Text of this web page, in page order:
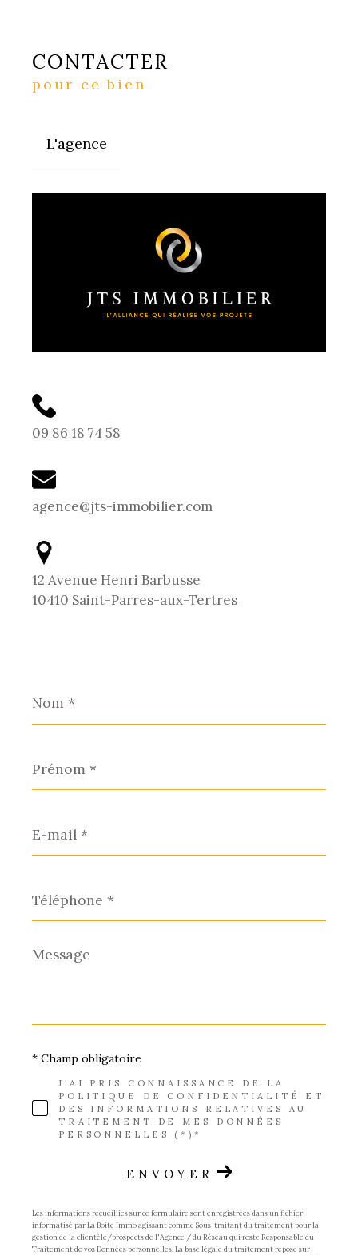
CONTACTER
pour ce bien
L'agence
09 86 18 74 58
agence@jts-immobilier.com
12 Avenue Henri Barbusse
10410 Saint-Parres-aux-Tertres
*
*
mail
*
*
Message
*
J'AI PRIS CONNAISSANCE DE LA
POLITIQUE DE CONFIDENTIALITÉ ET
DES INFORMATIONS RELATIVES AU
TRAITEMENT DE MES DONNÉES
PERSONNELLES (*)*
* Champ obligatoire
ENVOYER
Les informations recueillies sur ce formulaire sont enregistrées dans un fichier
informatisé par La Boite Immo agissant comme Sous-traitant du traitement pour la
gestion de la clientèle/prospects de l'Agence / du Réseau qui reste Responsable du
Traitement de vos Données personnelles. La base légale du traitement repose sur